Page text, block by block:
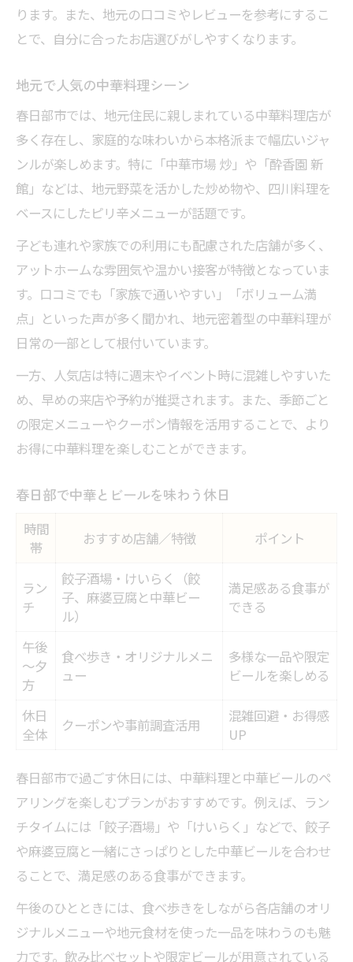
ります。また、地元の口コミやレビューを参考にするこ
とで、自分に合ったお店選びがしやすくなります。
地元で人気の中華料理シーン
春日部市では、地元住民に親しまれている中華料理店が
多く存在し、家庭的な味わいから本格派まで幅広いジャ
ンルが楽しめます。特に「中華市場 炒」や「酔香園 新
館」などは、地元野菜を活かした炒め物や、四川料理を
ベースにしたピリ辛メニューが話題です。
子ども連れや家族での利用にも配慮された店舗が多く、
アットホームな雰囲気や温かい接客が特徴となっていま
す。口コミでも「家族で通いやすい」「ボリューム満
点」といった声が多く聞かれ、地元密着型の中華料理が
日常の一部として根付いています。
一方、人気店は特に週末やイベント時に混雑しやすいた
め、早めの来店や予約が推奨されます。また、季節ごと
の限定メニューやクーポン情報を活用することで、より
お得に中華料理を楽しむことができます。
春日部で中華とビールを味わう休日
時間
帯
おすすめ店舗／特徴 ポイント
ラン
チ
餃子酒場・けいらく（餃
子、麻婆豆腐と中華ビー
ル）
満足感ある食事が
できる
午後
～夕
方
食べ歩き・オリジナルメニ
ュー
多様な一品や限定
ビールを楽しめる
休日
全体
クーポンや事前調査活用
混雑回避・お得感
UP
春日部市で過ごす休日には、中華料理と中華ビールのペ
アリングを楽しむプランがおすすめです。例えば、ラン
チタイムには「餃子酒場」や「けいらく」などで、餃子
や麻婆豆腐と一緒にさっぱりとした中華ビールを合わせ
ることで、満足感のある食事ができます。
午後のひとときには、食べ歩きをしながら各店舗のオリ
ジナルメニューや地元食材を使った一品を味わうのも魅
力です。飲み比べセットや限定ビールが用意されている